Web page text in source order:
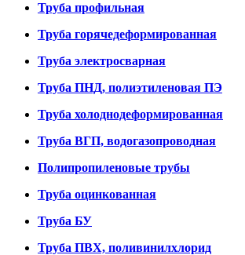
Труба профильная
Труба горячедеформированная
Труба электросварная
Труба ПНД, полиэтиленовая ПЭ
Труба холоднодеформированная
Труба ВГП, водогазопроводная
Полипропиленовые трубы
Труба оцинкованная
Труба БУ
Труба ПВХ, поливинилхлорид